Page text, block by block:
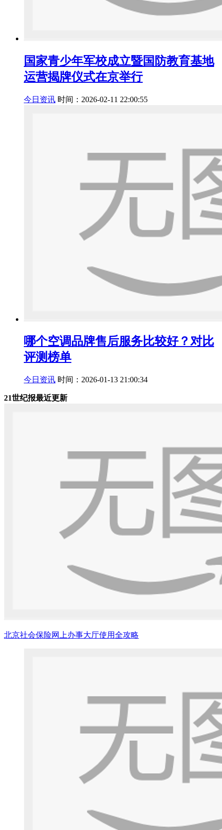
国家青少年军校成立暨国防教育基地
运营揭牌仪式在京举行
今日资讯 时间：2026-02-11 22:00:55
哪个空调品牌售后服务比较好？对比
评测榜单
今日资讯 时间：2026-01-13 21:00:34
21世纪报最近更新
北京社会保险网上办事大厅使用全攻略